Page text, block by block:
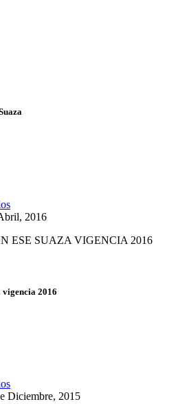
2016
ESE SUAZA VIGENCIA 2016
2016
Diciembre, 2015